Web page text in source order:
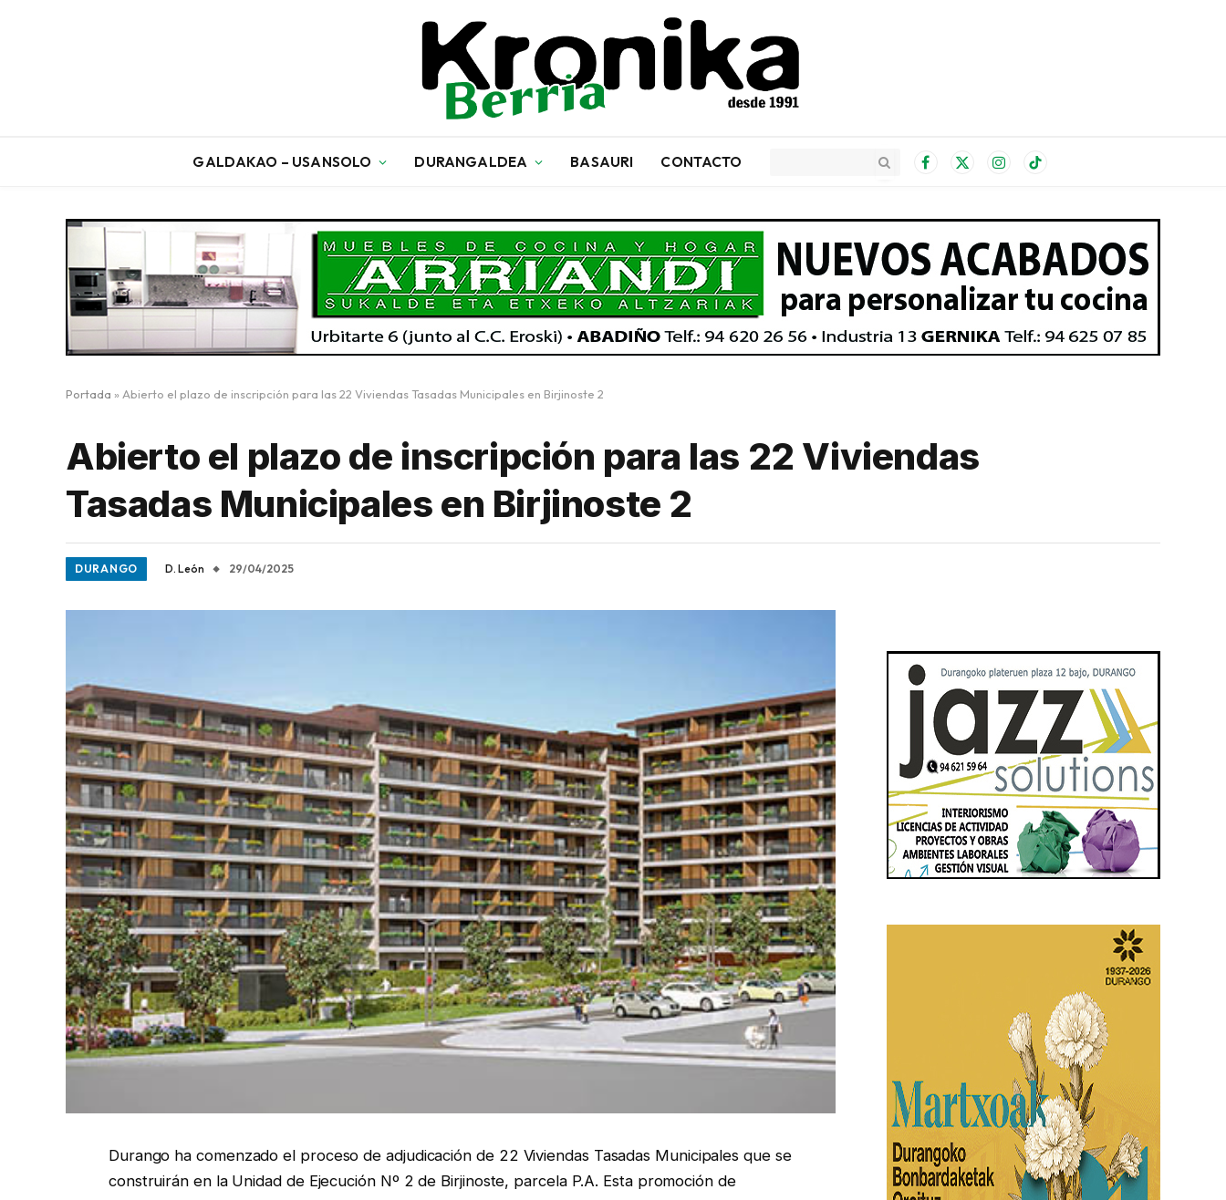
GALDAKAO – USANSOLO DURANGALDEA BASAURI CONTACTO Facebook
X
InstagramTikTok
Portada » Abierto el plazo de inscripción para las 22 Viviendas Tasadas Municipales en Birjinoste 2
Abierto el plazo de inscripción para las 22 Viviendas
Tasadas Municipales en Birjinoste 2
DURANGO D. León 29/04/2025
Durango ha comenzado el proceso de adjudicación de 22 Viviendas Tasadas Municipales que se
construirán en la Unidad de Ejecución Nº 2 de Birjinoste, parcela P.A. Esta promoción de